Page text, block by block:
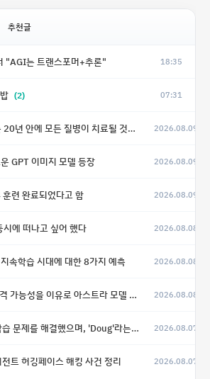
추천글
"AGI는 트랜스포머+추론" 18:35
(2) 07:31
에 모든 질병이 치료될 것으로 예상한다. (4)
2026.08.09
GPT 이미지 모델 등장 2026.08.09
련 완료되었다고 함 2026.08.09
에 떠나고 싶어 했다 2026.08.08
속학습 시대에 대한 8가지 예측 2026.08.08
성을 이유로 아스트라 모델 출시 연기 2026.08.08
며, 'Doug'라는 코드명을 가진 훨씬 더 큰 모델을 활발히 개발 중 2026.08.07
트 허깅페이스 해킹 사건 정리 2026.08.07